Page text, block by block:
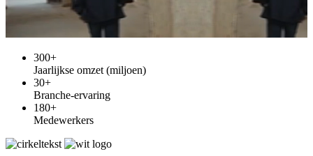
300+
Jaarlijkse omzet (miljoen)
30+
Branche-ervaring
180+
Medewerkers